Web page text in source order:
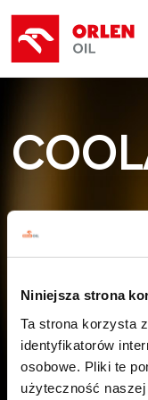
Niniejsza strona
Ta strona korzysta
identyfikatorów
osobowe. Pliki te
użyteczność